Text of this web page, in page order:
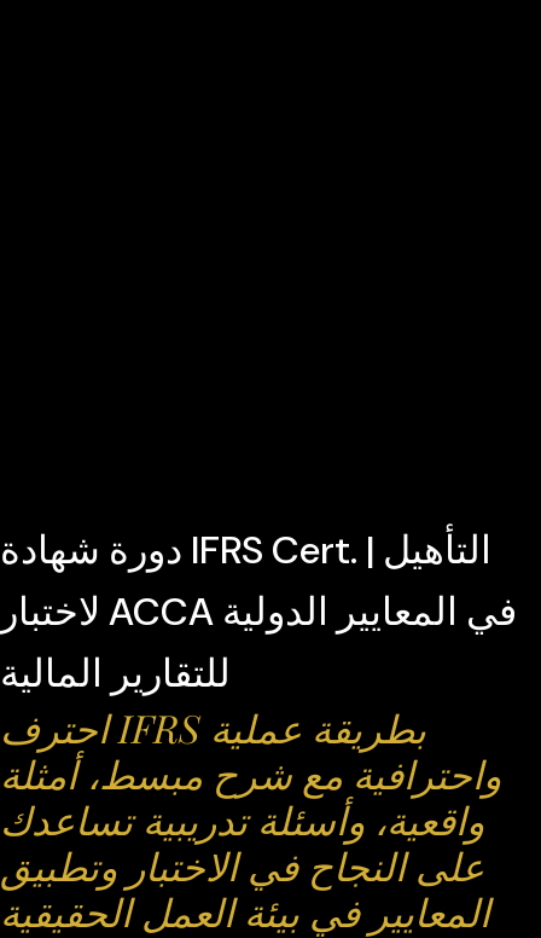
دورة شهادة IFRS Cert. | التأهيل
لاختبار ACCA في المعايير الدولية
للتقارير المالية
احترف IFRS بطريقة عملية
واحترافية مع شرح مبسط، أمثلة
واقعية، وأسئلة تدريبية تساعدك
على النجاح في الاختبار وتطبيق
المعايير في بيئة العمل الحقيقية